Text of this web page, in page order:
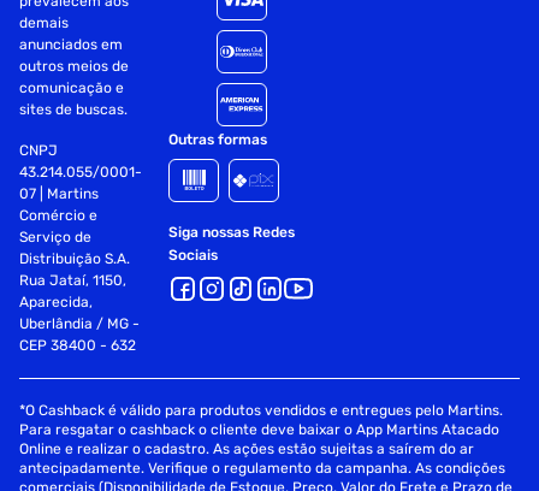
demais
anunciados em
outros meios de
comunicação e
sites de buscas.
CNPJ
43.214.055/0001-
07 | Martins
Comércio e
Serviço de
Distribuição S.A.
Rua Jataí, 1150,
Aparecida,
Uberlândia / MG -
CEP 38400 - 632
Outras formas
Siga nossas Redes
Sociais
*O Cashback é válido para produtos vendidos e entregues pelo Martins.
Para resgatar o cashback o cliente deve baixar o App Martins Atacado
Online e realizar o cadastro. As ações estão sujeitas a saírem do ar
antecipadamente. Verifique o regulamento da campanha. As condições
comerciais (Disponibilidade de Estoque, Preço, Valor do Frete e Prazo de